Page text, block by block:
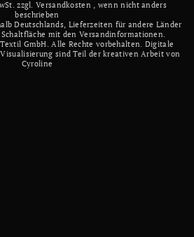
zzgl.Versandkosten , wenn nicht anders
beschrieben
Deutschlands, Lieferzeiten für andere Länder
mit den Versandinformationen.
GmbH. Alle Rechte vorbehalten. Digitale
sind Teil der kreativen Arbeit von
Cyroline